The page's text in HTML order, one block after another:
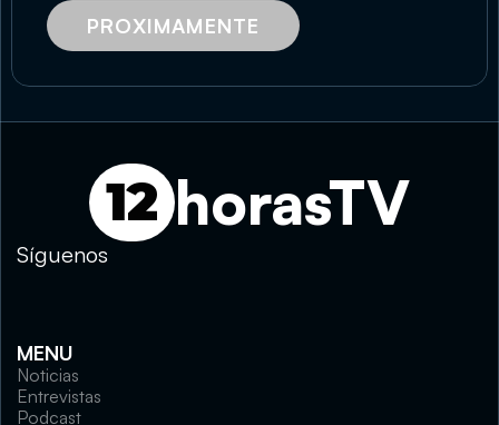
PROXIMAMENTE
12 horasTV
Síguenos
MENU
Noticias
Entrevistas
Podcast